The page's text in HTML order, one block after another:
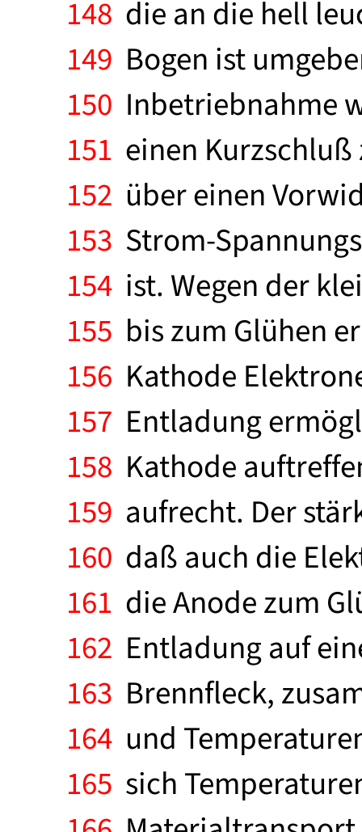
148 die an die hell
149 Bogen ist
150 Inbetriebnahme
151 einen
152 über einen
153 Strom-
154 ist. Wegen der
155 bis zum Glühen
156 Kathode
157 Entladung
158 Kathode
159 aufrecht. Der
160 daß auch die
161 die Anode zum
162 Entladung auf
163 Brennfleck,
164 und
165 sich